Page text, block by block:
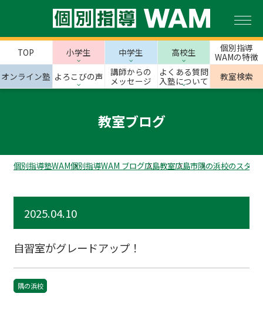
TOP 小学生 中学生 高校生
個別指導
WAMの特徴
オンライン塾 よろこびの声
講師からの
メッセージ
よくある質問
入塾について
教室検索
教室ブログ
個別指導塾WAM個別指導WAM ブログ広島教室広島市隅の浜校のスタッ
2025.04.10
自習室がグレードアップ！
隅の浜校